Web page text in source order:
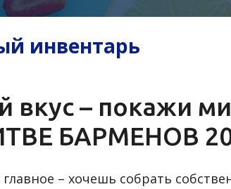
инвентарь
вкус – покажи
БАРМЕНОВ
– хочешь собрать